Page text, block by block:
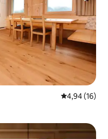
4,94 de uma
4,94 (16)